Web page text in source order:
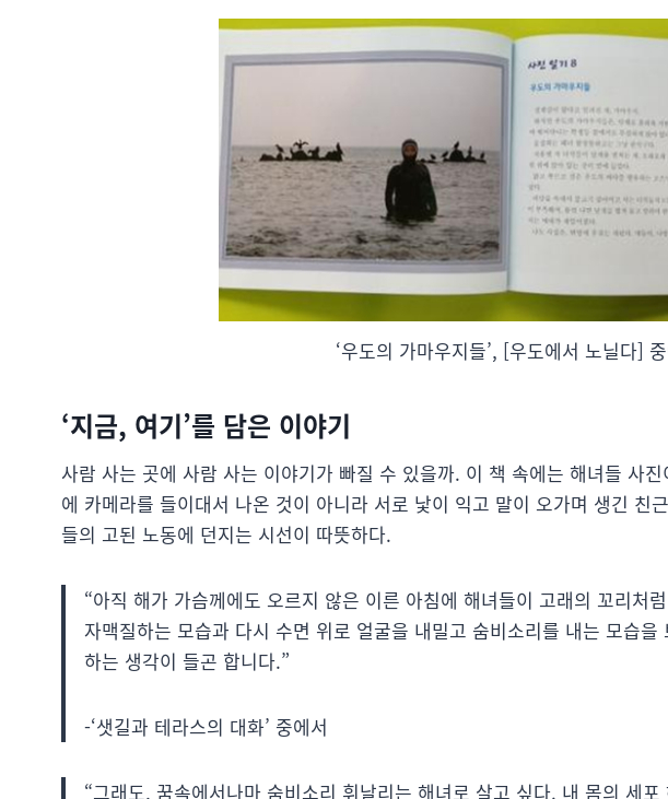
‘우도의 가마우지들’, [우도에서 노닐다]
‘지금, 여기’를 담은 이야기
사람 사는 곳에 사람 사는 이야기가 빠질 수 있을까. 이 책 속에는 해녀들 사
에 카메라를 들이대서 나온 것이 아니라 서로 낯이 익고 말이 오가며 생긴 친
들의 고된 노동에 던지는 시선이 따뜻하다.
“아직 해가 가슴께에도 오르지 않은 이른 아침에 해녀들이 고래의 꼬리처
자맥질하는 모습과 다시 수면 위로 얼굴을 내밀고 숨비소리를 내는 모습
하는 생각이 들곤 합니다.”
-‘샛길과 테라스의 대화’ 중에서
“그래도, 꿈속에서나마 숨비소리 휘날리는 해녀로 살고 싶다. 내 몸의 세